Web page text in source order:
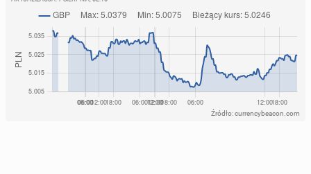
Źródło: currencybeacon.com